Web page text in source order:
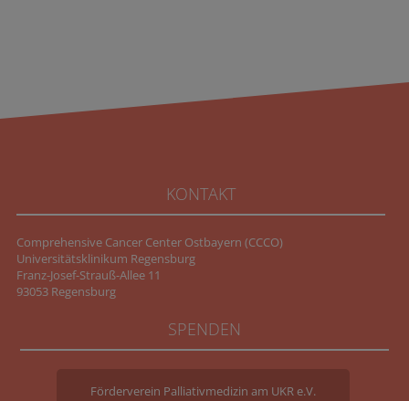
KONTAKT
Comprehensive Cancer Center Ostbayern (CCCO)
Universitätsklinikum Regensburg
Franz-Josef-Strauß-Allee 11
93053 Regensburg
SPENDEN
Förderverein Palliativmedizin am UKR e.V.